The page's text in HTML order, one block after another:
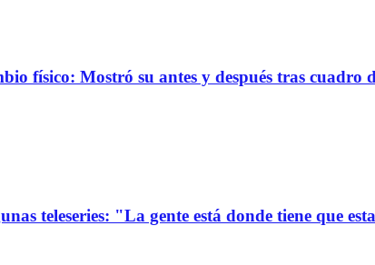
físico: Mostró su antes y después tras cuadro
teleseries: "La gente está donde tiene que